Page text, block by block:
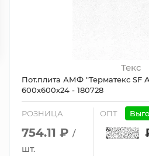
Текс
Пот.плита АМФ "Терматекс SF
600х600х24 - 180728
РОЗНИЦА
754.11 ₽ /
шт.
ОПТ